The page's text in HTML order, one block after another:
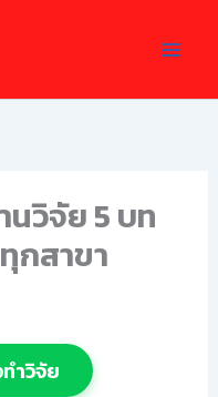
นวิจัย 5 บท
กสาขา
ำวิจัย